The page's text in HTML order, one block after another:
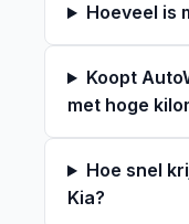
Hoeveel is
Koopt
met hoge
Hoe snel
Kia?